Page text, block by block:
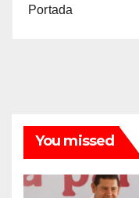
Portada
You missed